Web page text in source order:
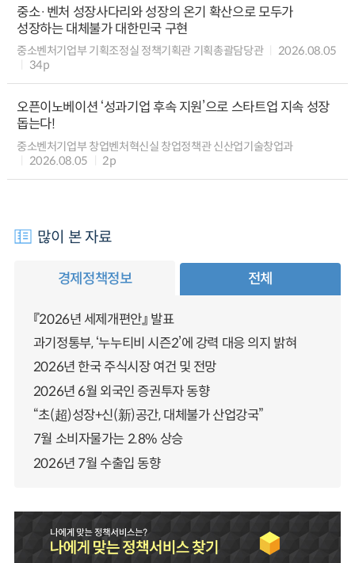
중소·벤처 성장사다리와 성장의 온기 확산으로 모두가
성장하는 대체불가 대한민국 구현
중소벤처기업부 기획조정실 정책기획관 기획총괄담당관
2026.08.05
34p
오픈이노베이션 ‘성과기업 후속 지원’으로 스타트업 지속 성장
돕는다!
중소벤처기업부 창업벤처혁신실 창업정책관 신산업기술창업과
2026.08.05
2p
많이 본 자료
경제정책정보 전체
『2026년 세제개편안』 발표
과기정통부, ‘누누티비 시즌2’에 강력 대응 의지 밝혀
2026년 한국 주식시장 여건 및 전망
2026년 6월 외국인 증권투자 동향
“초(超)성장+신(新)공간, 대체불가 산업강국”
7월 소비자물가는 2.8% 상승
2026년 7월 수출입 동향